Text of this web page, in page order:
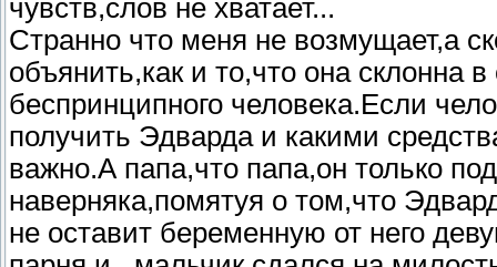
чувств,слов не хватает...
Странно что меня не возмущает,а
объянить,как и то,что она склонна
беспринципного человека.Если
получить Эдварда и какими
важно.А папа,что папа,он только
наверняка,помятуя о том,что
не оставит беременную от него